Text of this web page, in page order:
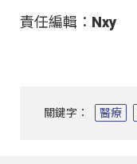
責任編輯：Nxy
關鍵字： 醫療